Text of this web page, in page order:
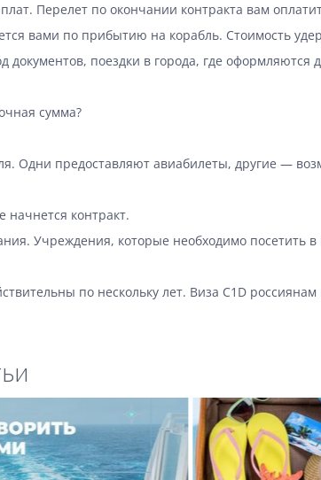
Перелет по окончании контракта вам
вами по прибытию на корабль. Стоимость
документов, поездки в города, где оформляются
сумма?
Одни предоставляют авиабилеты, другие —
начнется контракт.
Учреждения, которые необходимо посетить
по нескольку лет. Виза C1D